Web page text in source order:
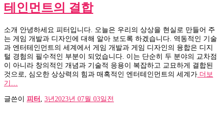
테인먼트의 결합
소개 안녕하세요 피터입니다. 오늘은 우리의 상상을 현실로 만들어 주
는 게임 개발과 디자인에 대해 알아 보도록 하겠습니다. 역동적인 기술
과 엔터테인먼트의 세계에서 게임 개발과 게임 디자인의 융합은 디지
털 경험의 필수적인 부분이 되었습니다. 이는 단순히 두 분야의 교차점
이 아니라 창의적인 개념과 기술적 응용이 복잡하고 교묘하게 결합된
것으로, 심오한 상상력의 힘과 매혹적인 엔터테인먼트의 세계가 더보
기…
글쓴이 피터 , 3년2023년 07월 03일 전